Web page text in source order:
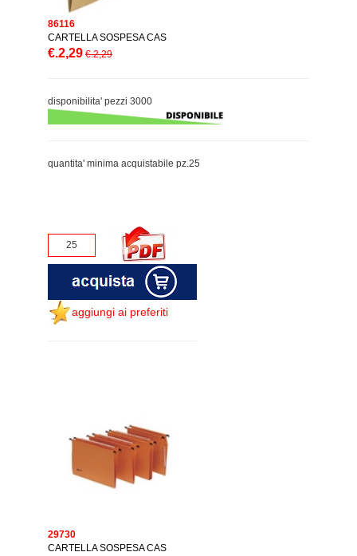
86116
CARTELLA SOSPESA CAS
€.2,29 €.2,29
disponibilita' pezzi 3000
quantita' minima acquistabile pz.25
aggiungi ai preferiti
29730
CARTELLA SOSPESA CAS